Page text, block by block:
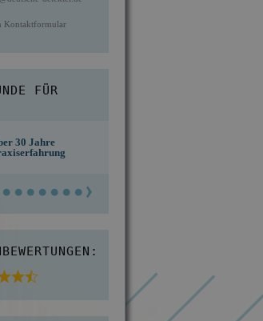
Kontaktformular
FÜR
30 Jahre